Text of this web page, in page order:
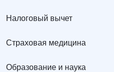
Налоговый вычет
Страховая медицина
Образование и наука